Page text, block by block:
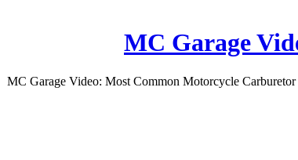
MC Garage
MC Garage Video: Most Common Motorcycle